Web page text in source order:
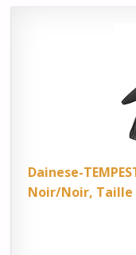
Dainese-
Noir/Noir, Taille